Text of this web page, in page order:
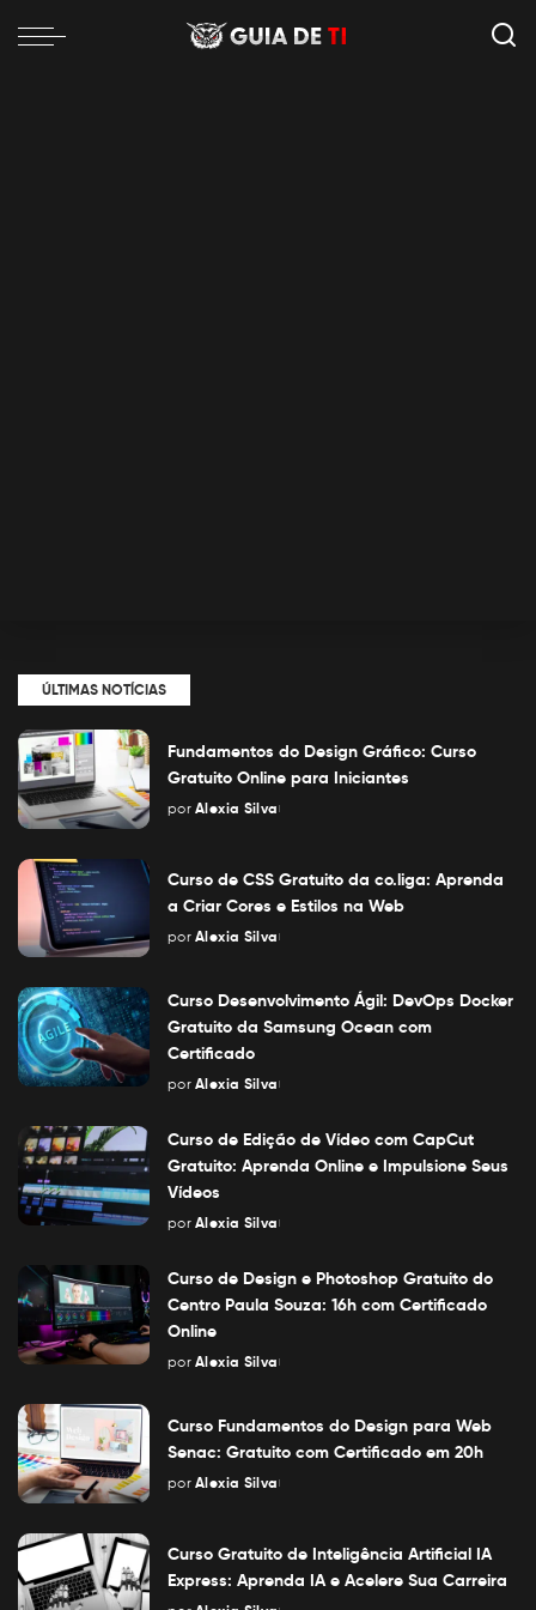
ÚLTIMAS NOTÍCIAS
Fundamentos do Design Gráfico: Curso
Gratuito Online para Iniciantes
Posted
por Alexia Silva
Curso de CSS Gratuito da co.liga: Aprenda
a Criar Cores e Estilos na Web
Posted
por Alexia Silva
Curso Desenvolvimento Ágil: DevOps Docker
Gratuito da Samsung Ocean com
Certificado
Posted
por Alexia Silva
Curso de Edição de Vídeo com CapCut
Gratuito: Aprenda Online e Impulsione Seus
Vídeos
Posted
por Alexia Silva
Curso de Design e Photoshop Gratuito do
Centro Paula Souza: 16h com Certificado
Online
Posted
por Alexia Silva
Curso Fundamentos do Design para Web
Senac: Gratuito com Certificado em 20h
Posted
por Alexia Silva
Curso Gratuito de Inteligência Artificial IA
Express: Aprenda IA e Acelere Sua Carreira